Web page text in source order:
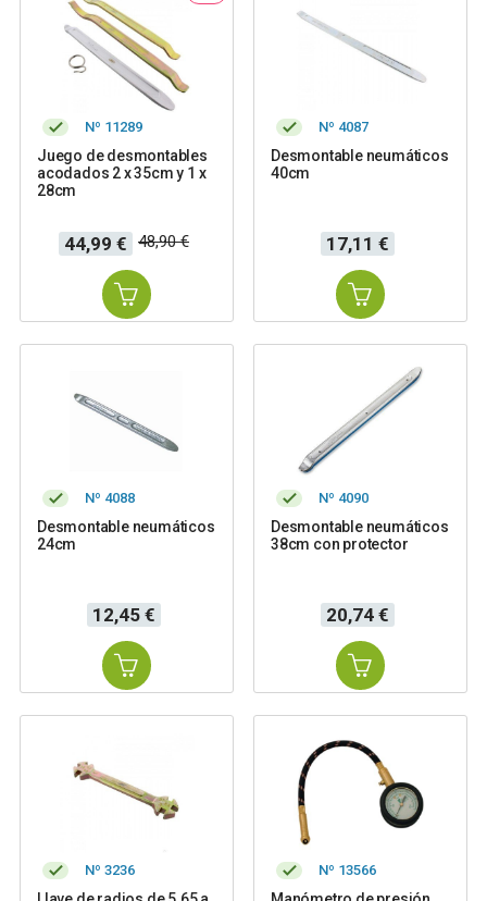
Nº 11289
Juego de desmontables
acodados 2 x 35cm y 1 x
28cm
Precio
44,99 €
Precio
base
48,90 €
Nº 4087
Desmontable neumáticos
40cm
Precio
17,11 €
Nº 4088
Desmontable neumáticos
24cm
Precio
12,45 €
Nº 4090
Desmontable neumáticos
38cm con protector
Precio
20,74 €
Nº 3236 Nº 13566